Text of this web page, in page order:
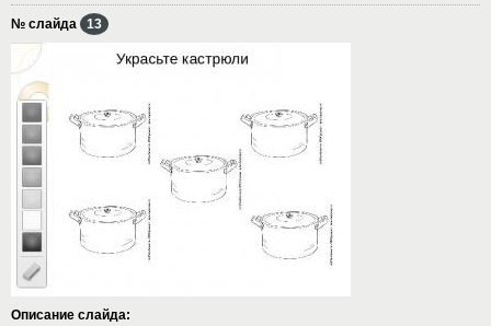
№ слайда 13
Описание слайда: